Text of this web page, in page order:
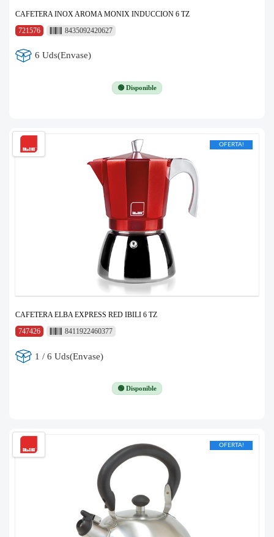
CAFETERA INOX AROMA MONIX INDUCCION 6 TZ
721576
8435092420627
6 Uds(Envase)
🟢 Disponible
OFERTA!
CAFETERA ELBA EXPRESS RED IBILI 6 TZ
747426
8411922460377
1 / 6 Uds(Envase)
🟢 Disponible
OFERTA!